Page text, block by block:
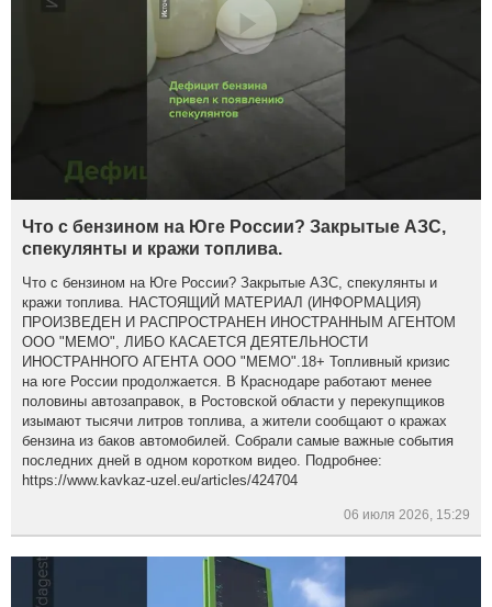
Что с бензином на Юге России? Закрытые АЗС,
спекулянты и кражи топлива.
Что с бензином на Юге России? Закрытые АЗС, спекулянты и
кражи топлива. НАСТОЯЩИЙ МАТЕРИАЛ (ИНФОРМАЦИЯ)
ПРОИЗВЕДЕН И РАСПРОСТРАНЕН ИНОСТРАННЫМ АГЕНТОМ
ООО "МЕМО", ЛИБО КАСАЕТСЯ ДЕЯТЕЛЬНОСТИ
ИНОСТРАННОГО АГЕНТА ООО "МЕМО".18+ Топливный кризис
на юге России продолжается. В Краснодаре работают менее
половины автозаправок, в Ростовской области у перекупщиков
изымают тысячи литров топлива, а жители сообщают о кражах
бензина из баков автомобилей. Собрали самые важные события
последних дней в одном коротком видео. Подробнее:
https://www.kavkaz-uzel.eu/articles/424704
06 июля 2026, 15:29